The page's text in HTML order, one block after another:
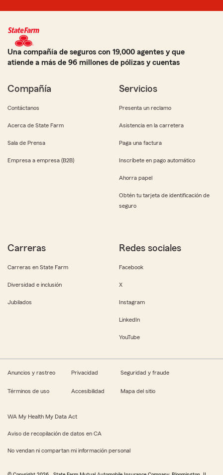
Una compañía de seguros con 19,000 agentes y que
atiende a más de 96 millones de pólizas y cuentas
Compañía
Contáctanos
Acerca de State Farm
Sala de Prensa
Empresa a empresa (B2B)
Servicios
Presenta un reclamo
Asistencia en la carretera
Paga una factura
Inscríbete en pago automático
Ahorra papel
Obtén tu tarjeta de identificación de
seguro
Carreras
Carreras en State Farm
Diversidad e inclusión
Jubilados
Redes sociales
Facebook
X
Instagram
LinkedIn
YouTube
Anuncios y rastreo Privacidad Seguridad y fraude
Términos de uso Accesibilidad Mapa del sitio
WA My Health My Data Act
Aviso de recopilación de datos en CA
No vendan ni compartan mi información personal